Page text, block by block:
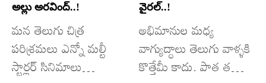
అల్లు అరవింద్..!
మన తెలుగు చిత్ర
పరిశ్రమలు ఎన్నో మల్టీ
స్టార్లర్ సినిమాలు
వైరల్..!
అభిమానుల మధ్య
వాగ్యుద్ధాలు తెలుగు వాళ్ళకి
కొత్తేమీ కాదు. పాత తరం